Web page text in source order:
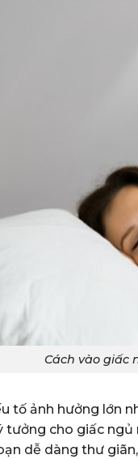
Cách vào giấc
tố ảnh hưởng lớn
tưởng cho giấc
dễ dàng thư